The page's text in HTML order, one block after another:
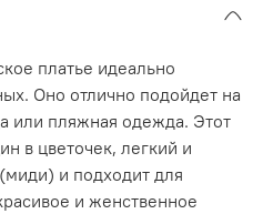
платье идеально
Оно отлично подойдет на
или пляжная одежда. Этот
в цветочек, легкий и
и подходит для
и женственное